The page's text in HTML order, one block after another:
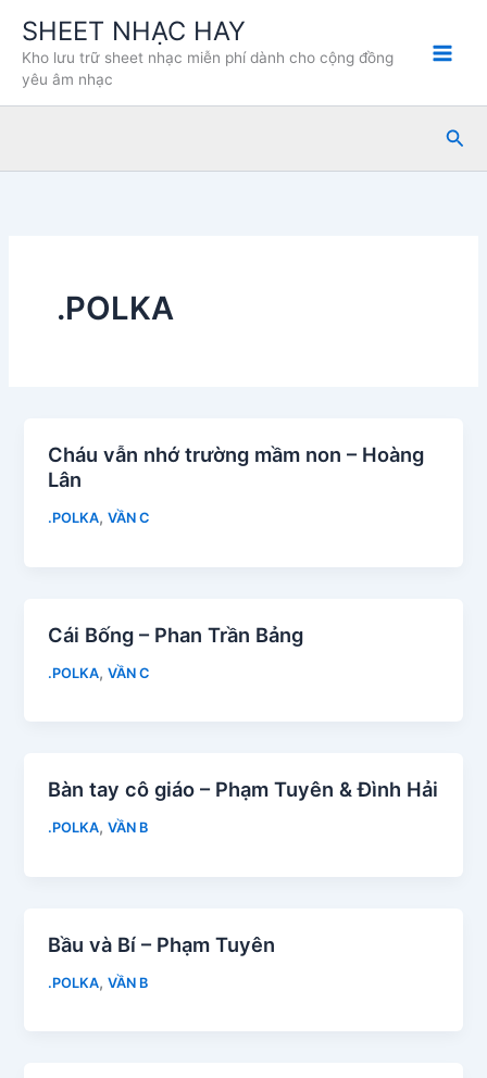
dung
SHEET NHẠC HAY
Kho lưu trữ sheet nhạc miễn phí dành cho cộng đồng
yêu âm nhạc
Tìm
.POLKA
Cháu vẫn nhớ trường mầm non – Hoàng
Lân
.POLKA,VẦN C
Cái Bống – Phan Trần Bảng
.POLKA,VẦN C
Bàn tay cô giáo – Phạm Tuyên & Đình Hải
.POLKA,VẦN B
Bầu và Bí – Phạm Tuyên
.POLKA,VẦN B